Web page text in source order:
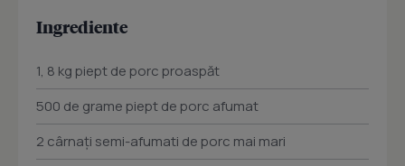
Ingrediente
1, 8 kg piept de porc proaspăt
500 de grame piept de porc afumat
2 cârnați semi-afumati de porc mai mari